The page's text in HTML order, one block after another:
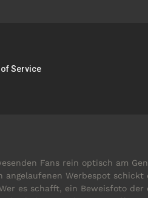
Fans rein optisch am
Werbespot schickt
es schafft, ein Beweisfoto der